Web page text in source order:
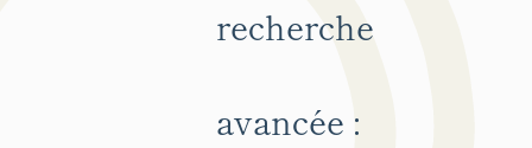
recherche
avancée :